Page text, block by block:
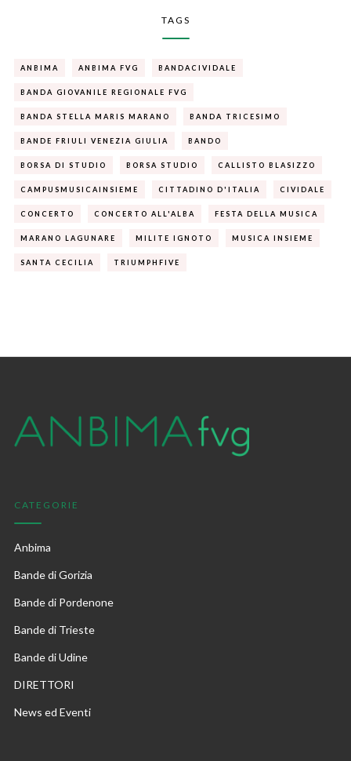
TAGS
ANBIMA ANBIMA FVG BANDACIVIDALE
BANDA GIOVANILE REGIONALE FVG
BANDA STELLA MARIS MARANO BANDA TRICESIMO
BANDE FRIULI VENEZIA GIULIA BANDO
BORSA DI STUDIO BORSA STUDIO CALLISTO BLASIZZO
CAMPUSMUSICAINSIEME CITTADINO D'ITALIA CIVIDALE
CONCERTO CONCERTO ALL'ALBA FESTA DELLA MUSICA
MARANO LAGUNARE MILITE IGNOTO MUSICA INSIEME
SANTA CECILIA TRIUMPHFIVE
CATEGORIE
Anbima
Bande di Gorizia
Bande di Pordenone
Bande di Trieste
Bande di Udine
DIRETTORI
News ed Eventi